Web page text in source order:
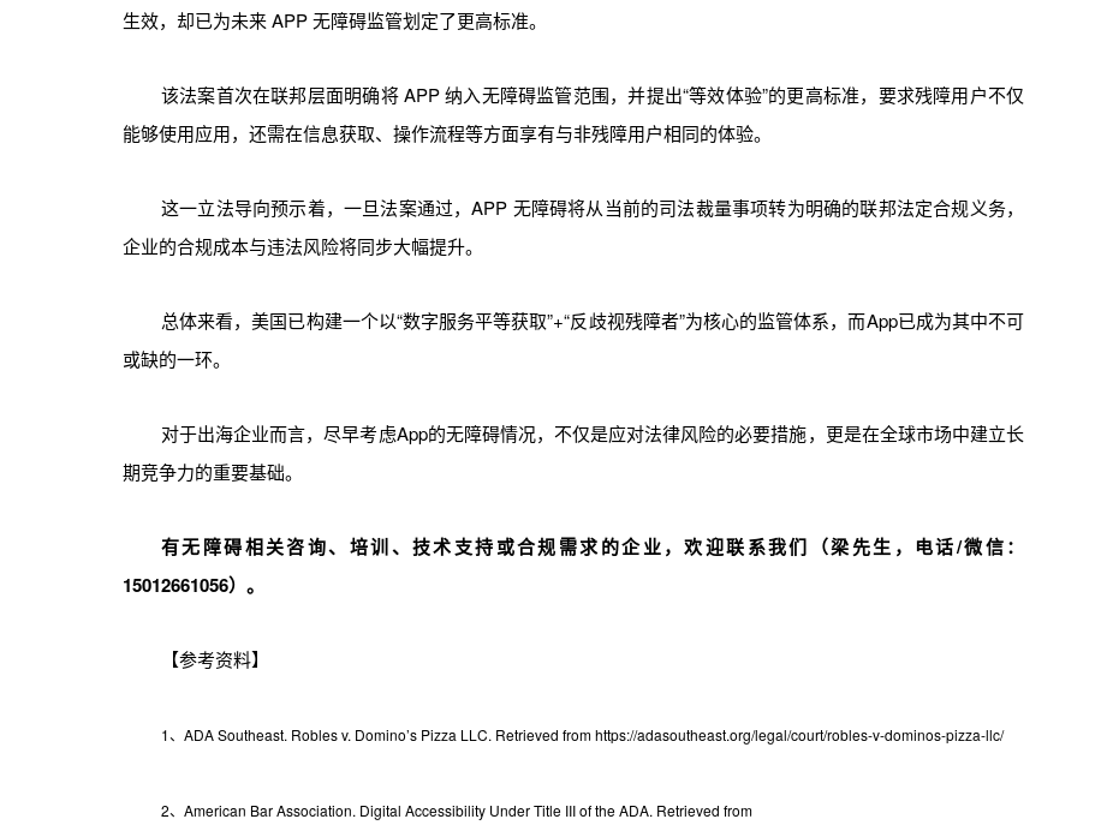
生效，却已为未来 APP 无障碍监管划定了更高标准。
该法案首次在联邦层面明确将 APP 纳入无障碍监管范围，并提出“等效体验”的更高标准，要求残障用户不仅
能够使用应用，还需在信息获取、操作流程等方面享有与非残障用户相同的体验。
这一立法导向预示着，一旦法案通过，APP 无障碍将从当前的司法裁量事项转为明确的联邦法定合规义务，
企业的合规成本与违法风险将同步大幅提升。
总体来看，美国已构建一个以“数字服务平等获取”+“反歧视残障者”为核心的监管体系，而App已成为其中不可
或缺的一环。
对于出海企业而言，尽早考虑App的无障碍情况，不仅是应对法律风险的必要措施，更是在全球市场中建立长
期竞争力的重要基础。
有无障碍相关咨询、培训、技术支持或合规需求的企业，欢迎联系我们（梁先生，电话/微信：
15012661056）。
【参考资料】
1、ADA Southeast. Robles v. Domino’s Pizza LLC. Retrieved from https://adasoutheast.org/legal/court/robles-v-dominos-pizza-llc/
2、American Bar Association. Digital Accessibility Under Title III of the ADA. Retrieved from